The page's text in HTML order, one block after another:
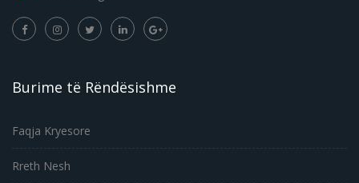
Burime të Rëndësishme
Faqja Kryesore
Rreth Nesh